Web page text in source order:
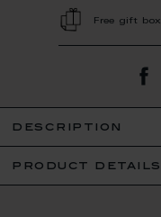
Free gift box
description
product details